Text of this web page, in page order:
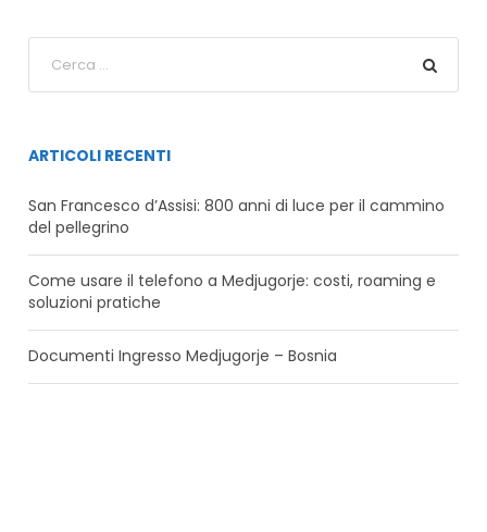
ARTICOLI RECENTI
San Francesco d’Assisi: 800 anni di luce per il cammino
del pellegrino
Come usare il telefono a Medjugorje: costi, roaming e
soluzioni pratiche
Documenti Ingresso Medjugorje – Bosnia